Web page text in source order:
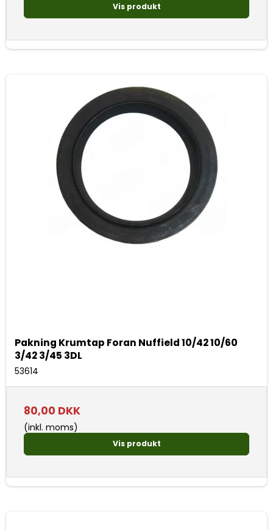
Vis produkt
Pakning Krumtap Foran Nuffield 10/42 10/60
3/42 3/45 3DL
53614
80,00 DKK
(inkl. moms)
Vis produkt